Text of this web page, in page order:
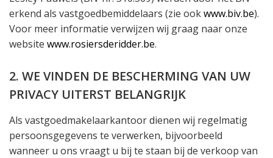
erkend als vastgoedbemiddelaars (zie ookwww.biv.be).
Voor meer informatie verwijzen wij graag naar onze
website www.rosiersderidder.be.
2. WE VINDEN DE BESCHERMING VAN UW
PRIVACY UITERST BELANGRIJK
Als vastgoedmakelaarkantoor dienen wij regelmatig
persoonsgegevens te verwerken, bijvoorbeeld
wanneer u ons vraagt u bij te staan bij de verkoop van